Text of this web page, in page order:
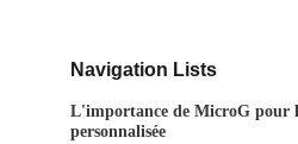
Navigation Lists
L'importance de MicroG pour
personnalisée